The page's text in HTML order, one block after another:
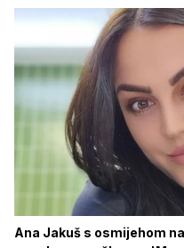
Ana Jakuš s osmijehom